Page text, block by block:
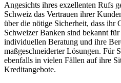
Angesichts ihres exzellenten Rufs
Schweiz das Vertrauen ihrer
über die nötige Sicherheit, dass ihr
Schweizer Banken sind bekannt
individuellen Beratung und ihre
maßgeschneiderter Lösungen. Für
ebenfalls in vielen Fällen auf ihre
Kreditangebote.